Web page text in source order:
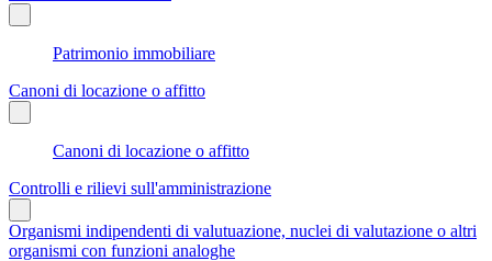
Patrimonio immobiliare
Canoni di locazione o affitto
Canoni di locazione o affitto
Controlli e rilievi sull'amministrazione
Organismi indipendenti di valutuazione, nuclei di valutazione o altri
organismi con funzioni analoghe